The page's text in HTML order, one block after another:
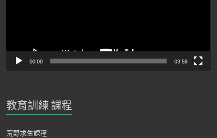
00:00 03:58
教育訓練 課程
荒野求生課程